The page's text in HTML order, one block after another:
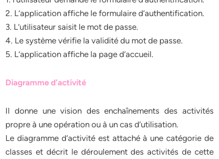
2. L’application affiche le formulaire d’authentification.
3. L’utilisateur saisit le mot de passe.
4. Le système vérifie la validité du mot de passe.
5. L’application affiche la page d’accueil.
Diagramme d’activité
Il donne une vision des enchaînements des activités
propre à une opération ou à un cas d’utilisation.
Le diagramme d’activité est attaché à une catégorie de
classes et décrit le déroulement des activités de cette